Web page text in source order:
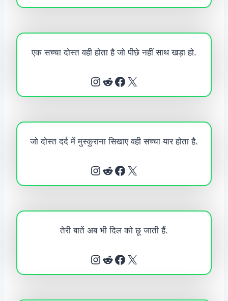
एक सच्चा दोस्त वही होता है जो पीछे नहीं साथ खड़ा हो.
Instagram Reddit Facebook X
जो दोस्त दर्द में मुस्कुराना सिखाए वही सच्चा यार होता है.
Instagram Reddit Facebook X
तेरी बातें अब भी दिल को छू जाती हैं.
Instagram Reddit Facebook X